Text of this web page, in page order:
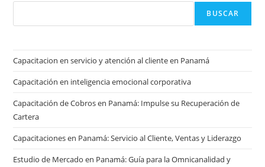
BUSCAR
Capacitacion en servicio y atención al cliente en Panamá
Capacitación en inteligencia emocional corporativa
Capacitación de Cobros en Panamá: Impulse su Recuperación de
Cartera
Capacitaciones en Panamá: Servicio al Cliente, Ventas y Liderazgo
Estudio de Mercado en Panamá: Guía para la Omnicanalidad y